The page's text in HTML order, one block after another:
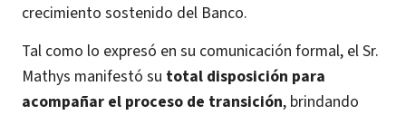
crecimiento sostenido del Banco.
Tal como lo expresó en su comunicación formal, el Sr.
Mathys manifestó su total disposición para
acompañar el proceso de transición, brindando